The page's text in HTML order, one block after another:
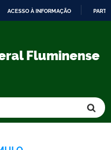
CONTEÚDO
ACESSO À INFORMAÇÃO
Fluminense